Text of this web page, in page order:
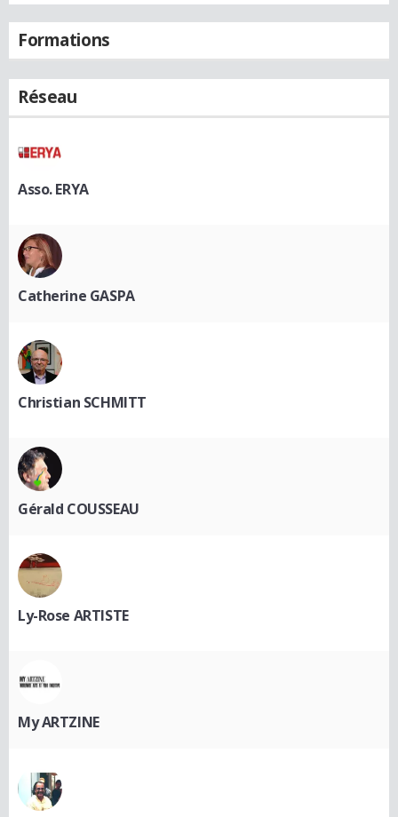
Formations
Réseau
Asso. ERYA
Catherine GASPA
Christian SCHMITT
Gérald COUSSEAU
Ly-Rose ARTISTE
My ARTZINE